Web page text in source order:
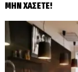
ΜΗΝ ΧΑΣΕΤΕ!